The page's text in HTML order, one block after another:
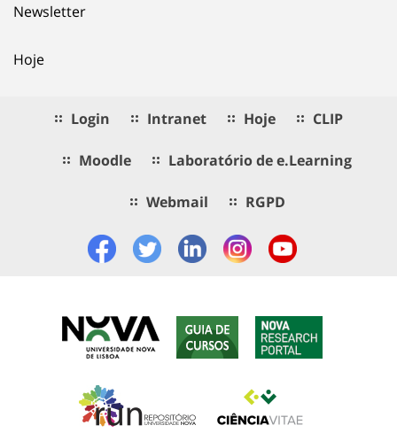
Newsletter
Hoje
Login Intranet Hoje CLIP
Moodle Laboratório de e.Learning
Webmail RGPD